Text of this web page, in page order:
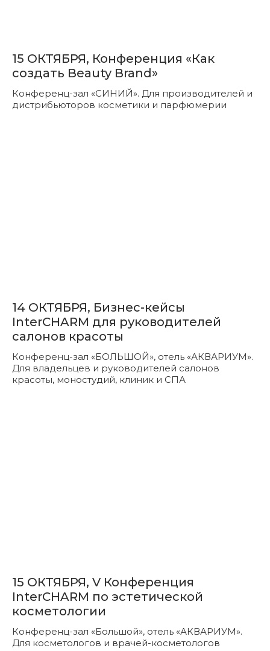
15 ОКТЯБРЯ, Конференция «Как
создать Beauty Brand»
Конференц-зал «СИНИЙ». Для производителей и
дистрибьюторов косметики и парфюмерии
14 ОКТЯБРЯ, Бизнес-кейсы
InterCHARM для руководителей
салонов красоты
Конференц-зал «БОЛЬШОЙ», отель «АКВАРИУМ».
Для владельцев и руководителей салонов
красоты, моностудий, клиник и СПА
15 ОКТЯБРЯ, V Конференция
InterCHARM по эстетической
косметологии
Конференц-зал «Большой», отель «АКВАРИУМ».
Для косметологов и врачей-косметологов